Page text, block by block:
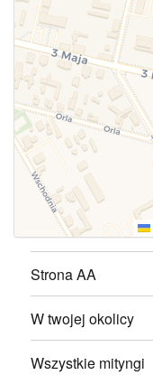
Strona AA
W twojej okolicy
Wszystkie mityngi